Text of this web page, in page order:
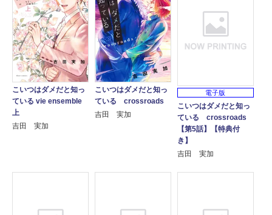
こいつはダメだと知っ
ている vie ensemble
上
吉田 実加
こいつはダメだと知っ
ている crossroads
吉田 実加
電子版
こいつはダメだと知っ
ている crossroads
【第5話】【特典付
き】
吉田 実加